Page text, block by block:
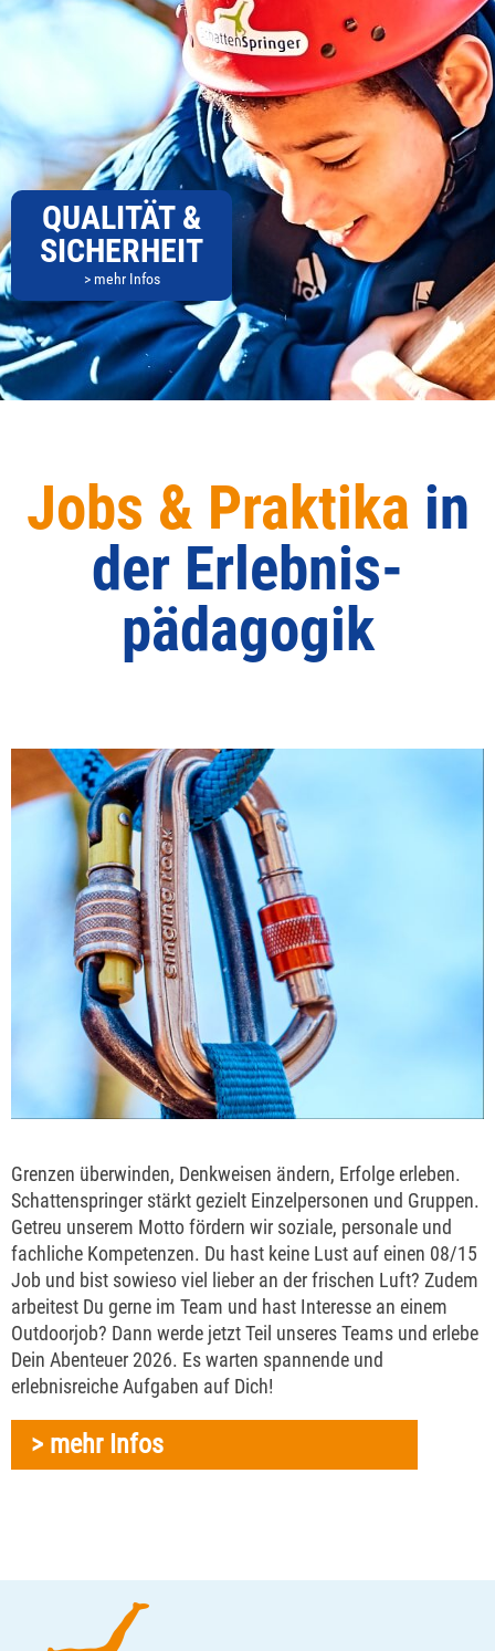
QUALITÄT &
SICHERHEIT
> mehr Infos
Jobs & Praktika in
der Erlebnis­
pädagogik
Grenzen überwinden, Denkweisen ändern, Erfolge erleben.
Schattenspringer stärkt gezielt Einzelpersonen und Gruppen.
Getreu unserem Motto fördern wir soziale, personale und
fachliche Kompetenzen. Du hast keine Lust auf einen 08/15
Job und bist sowieso viel lieber an der frischen Luft? Zudem
arbeitest Du gerne im Team und hast Interesse an einem
Outdoorjob? Dann werde jetzt Teil unseres Teams und erlebe
Dein Abenteuer 2026. Es warten spannende und
erlebnisreiche Aufgaben auf Dich!
> mehr Infos